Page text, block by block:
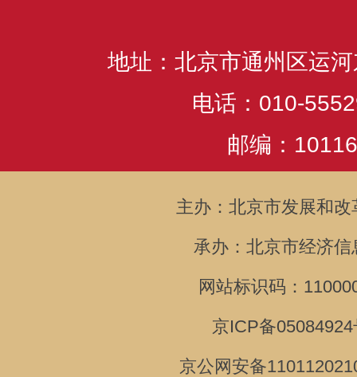
地址：北京市通州区运
电话：010-
邮编：
主办：北京市发展和改
承办：北京市经济信
网站标识码：
京ICP备
京公网安备